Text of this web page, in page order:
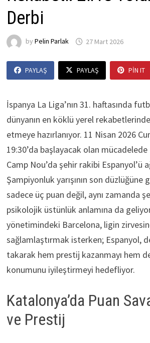
Derbi
by Pelin Parlak 27 Mart 2026
PAYLAŞ PAYLAŞ PIN IT
İspanya La Liga’nın 31. haftasında
dünyanın en köklü yerel
etmeye hazırlanıyor. 11 Nisan 2026
19:30’da başlayacak olan
Camp Nou’da şehir rakibi Espanyol’ü
Şampiyonluk yarışının son düzlüğüne
sadece üç puan değil, aynı zamanda
psikolojik üstünlük anlamına da
yönetimindeki Barcelona, ligin
sağlamlaştırmak isterken; Espanyol,
takarak hem prestij kazanmayı hem
konumunu iyileştirmeyi hedefliyor.
Katalonya’da Puan
ve Prestij